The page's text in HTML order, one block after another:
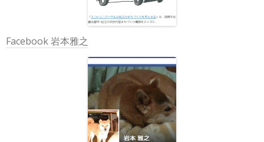
Facebook 岩本雅之